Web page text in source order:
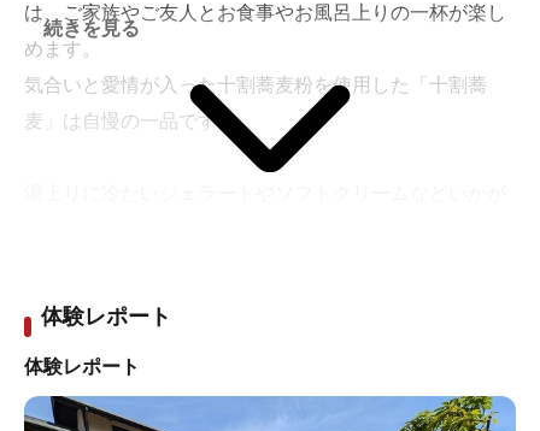
は、ご家族やご友人とお食事やお風呂上りの一杯が楽し
めます。
気合いと愛情が入った十割蕎麦粉を使用した「十割蕎
麦」は自慢の一品です。
ト』も復活！！
湯上りに極楽気分で”おいしい”がいっぱいです。
★11時～15時までランチもご用意しております。
続きを見る
体験レポート
体験レポート